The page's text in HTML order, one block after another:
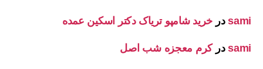
samiدر خرید شامپو تریاک دکتر اسکین عمده
samiدرکرم معجزه شب اصل